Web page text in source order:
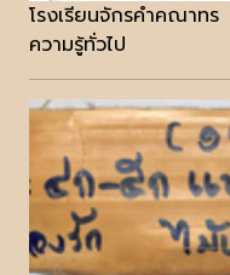
โรงเรียนจักรคำคณาทร
ความรู้ทั่วไป